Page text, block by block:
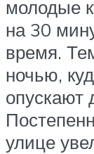
молодые
на 30
время.
ночью,
опускают
улице